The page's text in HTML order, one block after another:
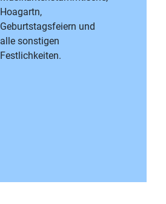
Hoagartn,
Geburtstagsfeiern und
alle sonstigen
Festlichkeiten.